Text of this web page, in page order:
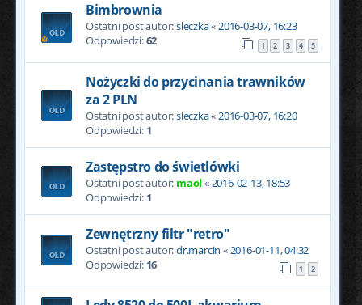
Bimbrownia
Ostatni post autor:sleczka«2016-03-07, 16:23
Odpowiedzi:62 1 2 3 4 5
Nożyczki do przycinania trawników
za 2 PLN
Ostatni post autor:sleczka« 2016-03-07, 16:20
Odpowiedzi: 1
Zastępstro do świetlówki
Ostatni post autor: maol « 2016-02-13, 18:53
Odpowiedzi: 1
Zewnętrzny filtr "retro"
Ostatni post autor:dr.marcin « 2016-01-11, 04:32
Odpowiedzi: 16 1 2